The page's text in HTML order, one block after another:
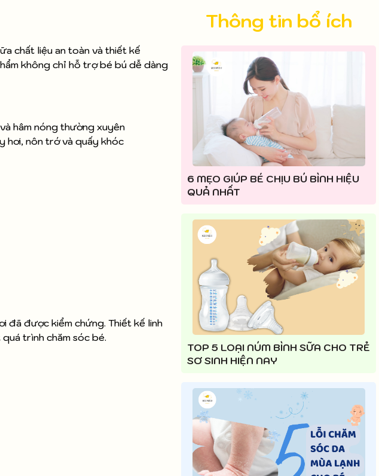
chất liệu an toàn và thiết kế
không chỉ hỗ trợ bé bú dễ dàng
hâm nóng thường xuyên
hơi, nôn trớ và quấy khóc
đã được kiểm chứng. Thiết kế linh
trình chăm sóc bé.
Thông tin bổ ích
6 MẸO GIÚP BÉ CHỊU BÚ BÌNH HIỆU
QUẢ NHẤT
TOP 5 LOẠI NÚM BÌNH SỮA CHO TRẺ
SƠ SINH HIỆN NAY